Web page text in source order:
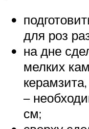
для роз
на дне
мелких
–
см;